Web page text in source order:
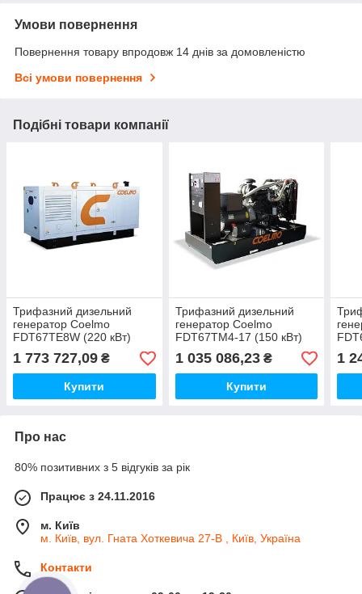
Умови повернення
Повернення товару впродовж 14 днів за домовленістю
Всі умови повернення
Подібні товари компанії
Трифазний дизельний
генератор Coelmo
FDT67TE8W (220 кВт)
1 773 727,09 ₴
Купити
Трифазний дизельний
генератор Coelmo
FDT67TM4-17 (150 кВт)
1 035 086,23₴
Купити
1
Про нас
80% позитивних з 5 відгуків за рік
Працює з 24.11.2016
м. Київ
м. Київ, вул. Гната Хоткевича 27-В , Київ, Україна
Контакти